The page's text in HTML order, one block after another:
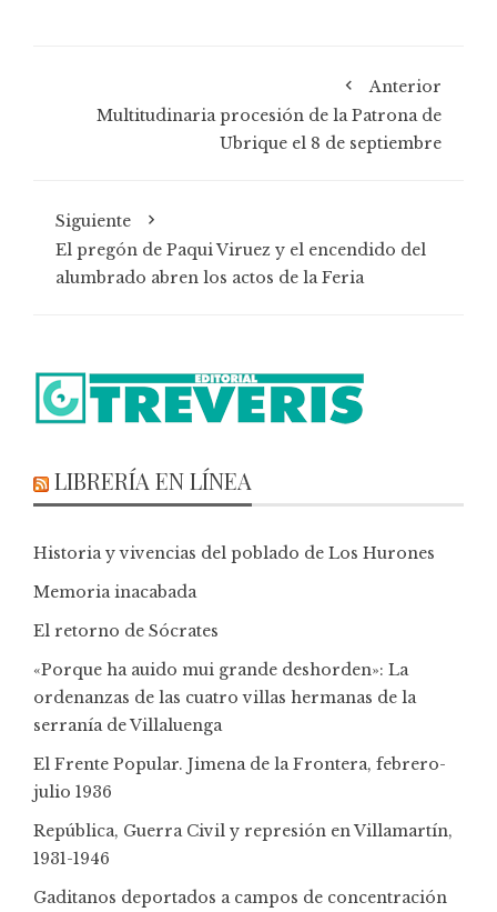
Anterior
Multitudinaria procesión de la Patrona de
Ubrique el 8 de septiembre
Siguiente
El pregón de Paqui Viruez y el encendido del
alumbrado abren los actos de la Feria
LIBRERÍA EN LÍNEA
Historia y vivencias del poblado de Los Hurones
Memoria inacabada
El retorno de Sócrates
«Porque ha auido mui grande deshorden»: La
ordenanzas de las cuatro villas hermanas de la
serranía de Villaluenga
El Frente Popular. Jimena de la Frontera, febrero-
julio 1936
República, Guerra Civil y represión en Villamartín,
1931-1946
Gaditanos deportados a campos de concentración